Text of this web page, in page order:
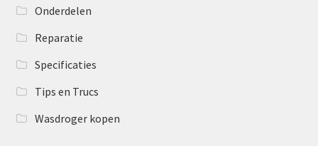
Onderdelen
Reparatie
Specificaties
Tips en Trucs
Wasdroger kopen